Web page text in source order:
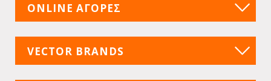
ONLINE ΑΓΟΡΕΣ
VECTOR BRANDS